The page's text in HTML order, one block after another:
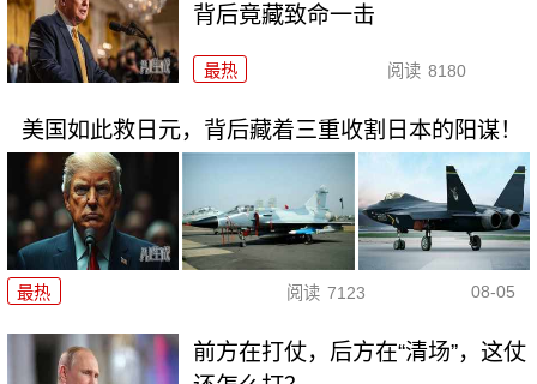
背后竟藏致命一击
最热 阅读 8180
美国如此救日元，背后藏着三重收割日本的阳谋！
最热 阅读 7123 08-05
前方在打仗，后方在“清场”，这仗